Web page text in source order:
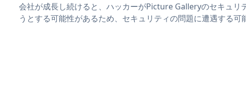
会社が成長し続けると、ハッカーがPicture Galleryのセキュリ
うとする可能性があるため、セキュリティの問題に遭遇する可